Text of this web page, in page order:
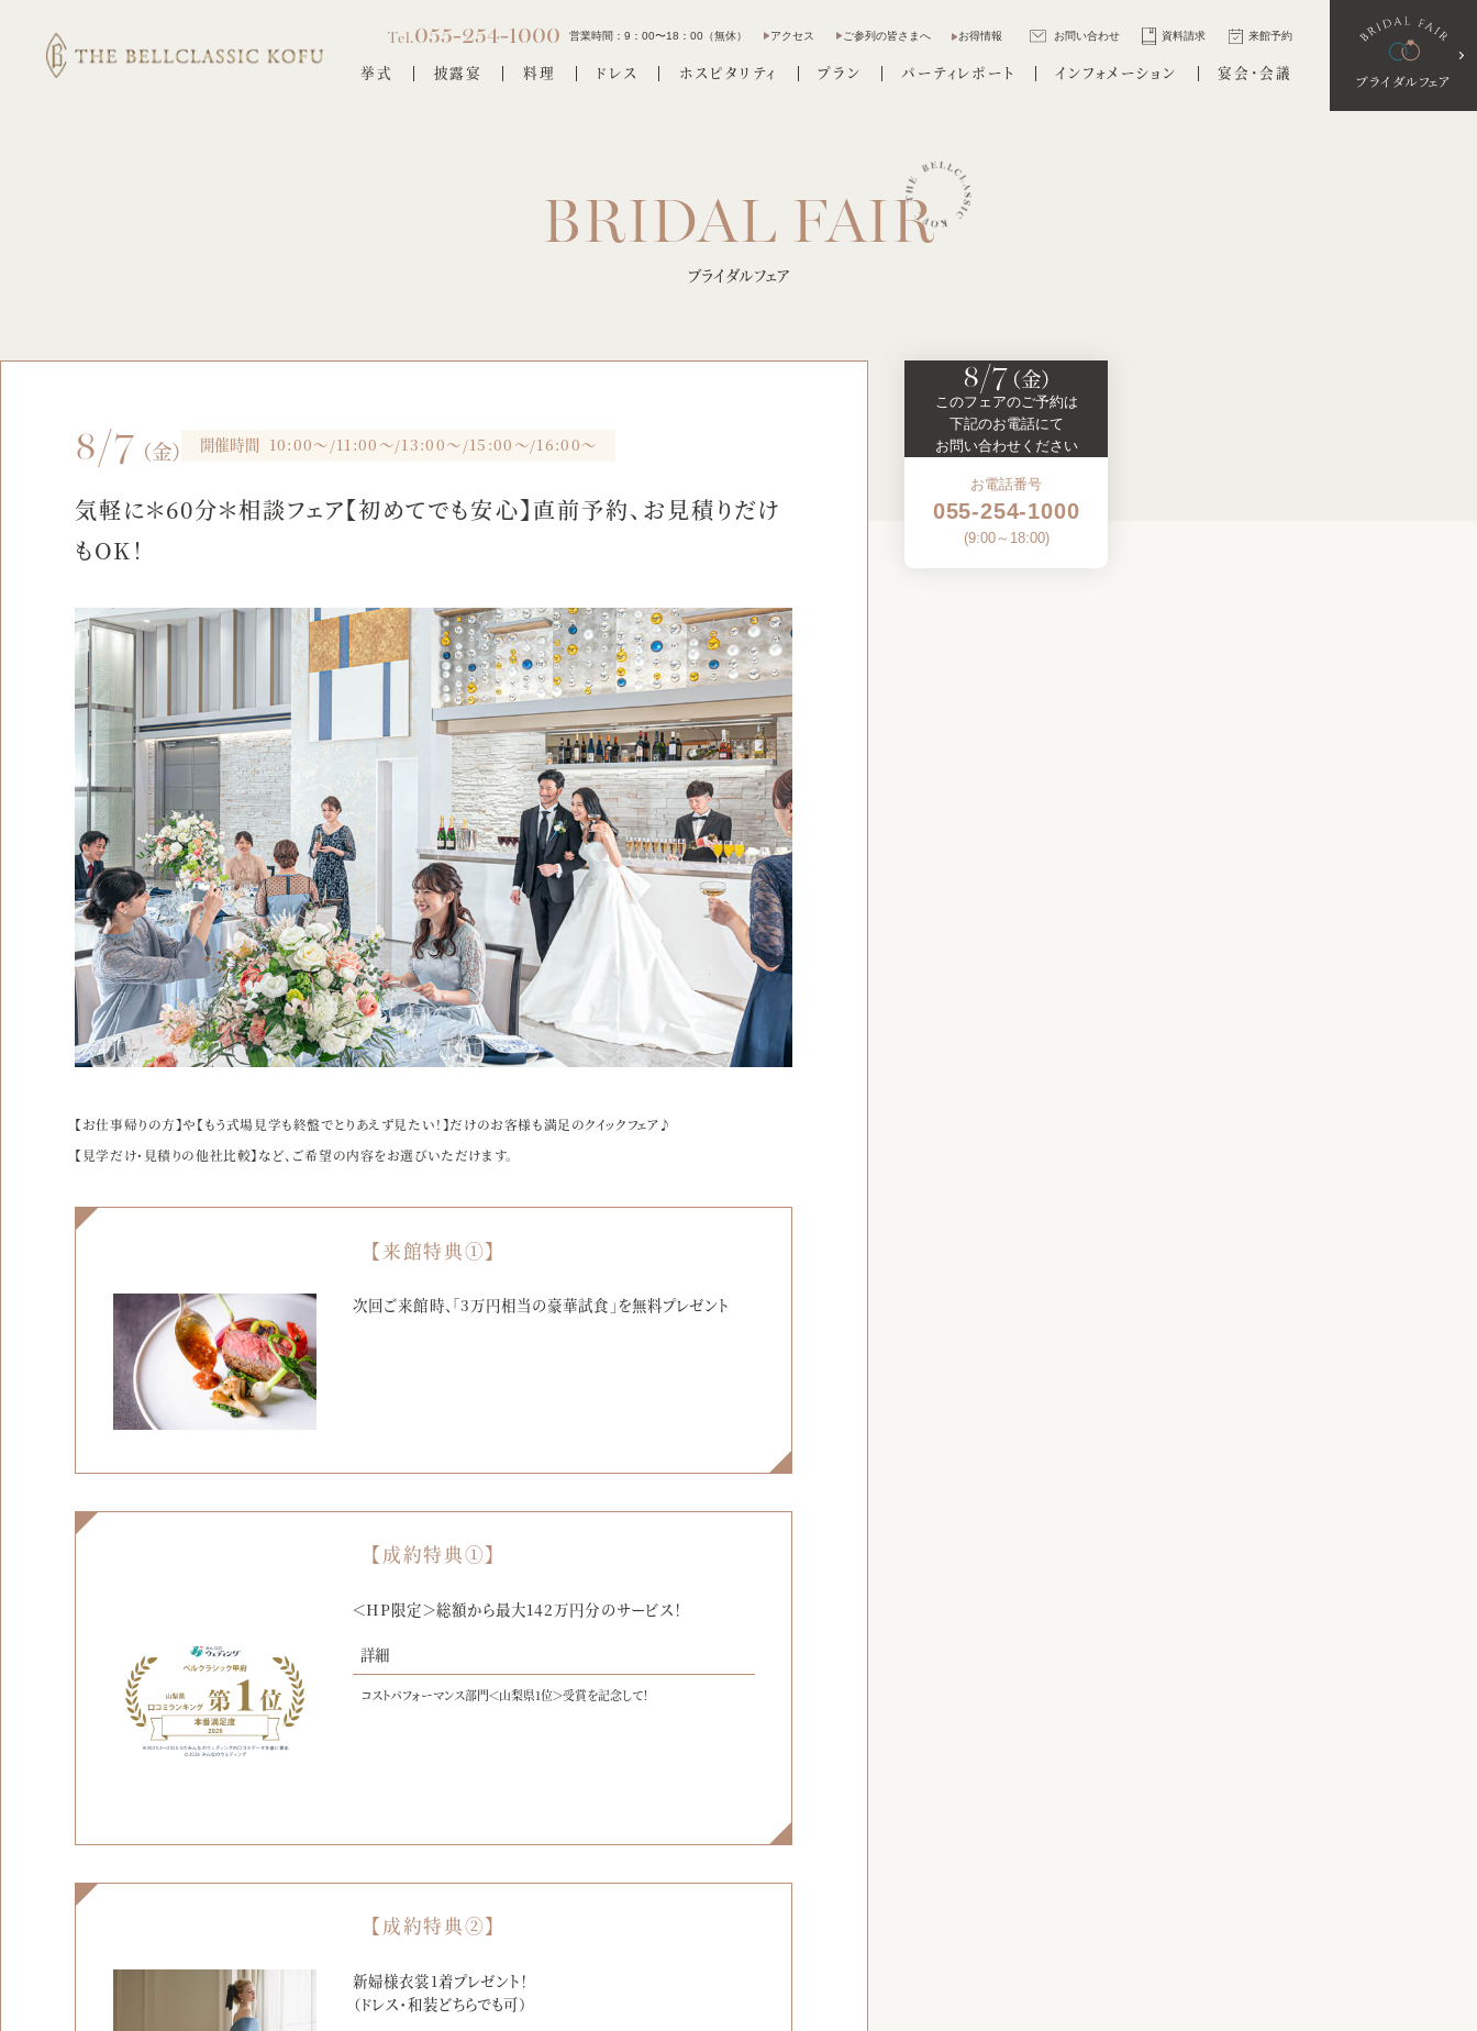
Tel.055-254-1000 営業時間：9：00〜18：00（無休） アクセス ご参列の皆さまへ お得情報 お問い合わせ 資料請求 来館予約
ブライダルフェア
挙式 披露宴 料理 ドレス ホスピタリティ プラン パーティレポート インフォメーション 宴会・会議
ブライダルフェア
8/7 （金） 開催時間 10:00～/11:00～/13:00～/15:00～/16:00～
気軽に＊60分＊相談フェア【初めてでも安心】直前予約、お見積りだけ
もOK！
【お仕事帰りの方】や【もう式場見学も終盤でとりあえず見たい！】だけのお客様も満足のクイックフェア♪
【見学だけ・見積りの他社比較】など、ご希望の内容をお選びいただけます。
【来館特典①】
次回ご来館時、「3万円相当の豪華試食」を無料プレゼント
【成約特典①】
＜HP限定＞総額から最大142万円分のサービス！
詳細
コストパフォーマンス部門＜山梨県1位＞受賞を記念して！
【成約特典②】
新婦様衣裳1着プレゼント！
（ドレス・和装どちらでも可）
8/7 （金）
このフェアのご予約は
下記のお電話にて
お問い合わせください
お電話番号
055-254-1000
(9:00～18:00)